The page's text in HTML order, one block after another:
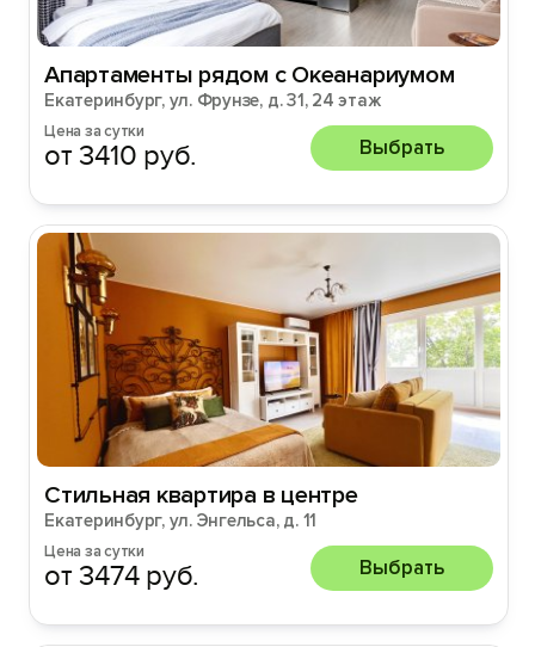
Апартаменты рядом с Океанариумом
Екатеринбург, ул. Фрунзе, д. 31, 24 этаж
Цена за сутки
от 3410 руб. Выбрать
Стильная квартира в центре
Екатеринбург, ул. Энгельса, д. 11
Цена за сутки
от 3474 руб. Выбрать